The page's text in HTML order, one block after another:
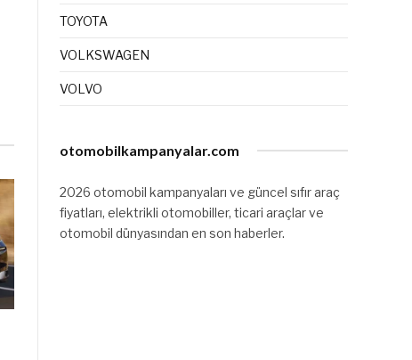
TOYOTA
VOLKSWAGEN
VOLVO
otomobilkampanyalar.com
2026 otomobil kampanyaları ve güncel sıfır araç
fiyatları, elektrikli otomobiller, ticari araçlar ve
otomobil dünyasından en son haberler.